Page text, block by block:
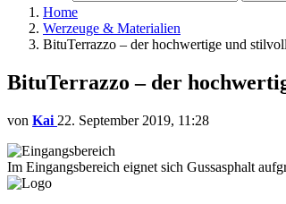
Home
Werzeuge & Materialien
BituTerrazzo – der hochwertige und
BituTerrazzo – der
von Kai 22. September 2019, 11:28
Im Eingangsbereich eignet sich Gussasphalt